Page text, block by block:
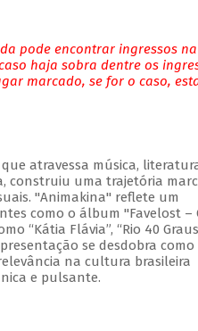
pode encontrar ingressos na
haja sobra dentre os
marcado, se for o caso,
atravessa música,
construiu uma trajetória
"Animakina" reflete um
como o álbum "Favelost –
“Kátia Flávia”, “Rio 40
se desdobra como
na cultura brasileira
e pulsante.